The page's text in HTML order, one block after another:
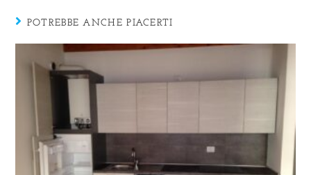
POTREBBE ANCHE PIACERTI